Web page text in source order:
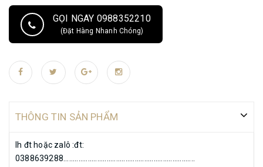
GỌI NGAY 0988352210
(Đặt Hàng Nhanh Chóng)
THÔNG TIN SẢN PHẨM
lh đt hoặc zalô :đt:
0388639288......................................................................